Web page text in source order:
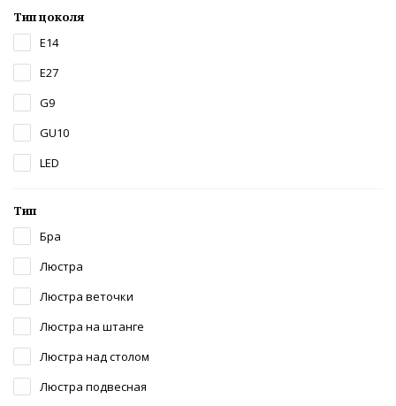
Тип цоколя
E14
E27
G9
GU10
LED
Тип
Бра
Люстра
Люстра веточки
Люстра на штанге
Люстра над столом
Люстра подвесная